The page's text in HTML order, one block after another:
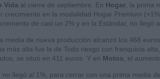
Vida al cierre de septiembre. En Hogar , la prima
crecimiento en la modalidad Hogar Premium
de casi un 2% y en la Estándar, no llegó
media de nueva producción alcanzó los 468
más alta fue la de Todo riesgo con franquicia
se situó en 411 euros. Y en Motos , el
no llegó al 1%, para cerrar con una prima media